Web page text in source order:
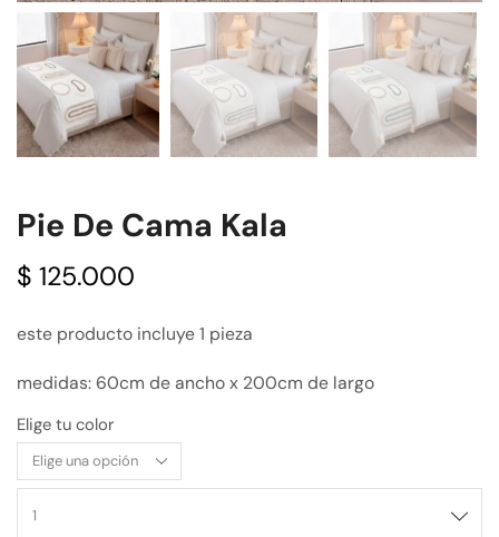
Pie De Cama Kala
$ 125.000
este producto incluye 1 pieza
medidas: 60cm de ancho x 200cm de largo
Elige tu color